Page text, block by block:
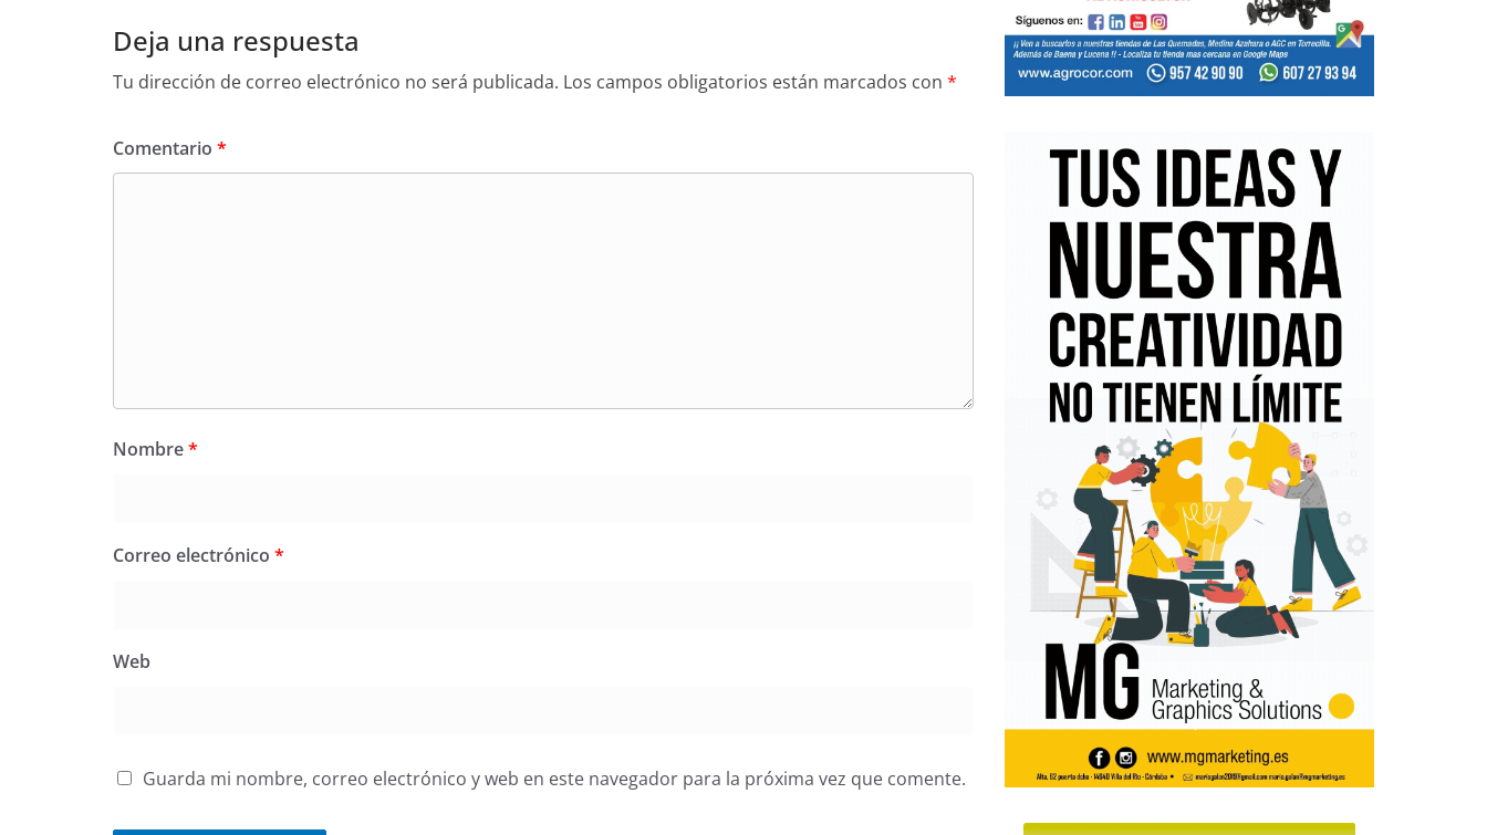
Deja una respuesta
Tu dirección de correo electrónico no será publicada. Los campos obligatorios están marcados con *
Comentario *
Nombre*
Correo electrónico *
Web
Guarda mi nombre, correo electrónico y web en este navegador para la próxima vez que comente.